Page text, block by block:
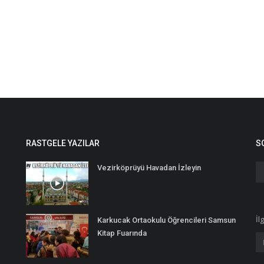
RASTGELE YAZILAR
Vezirköprüyü Havadan İzleyin
Karkucak Ortaokulu Öğrencileri Samsun
Kitap Fuarında